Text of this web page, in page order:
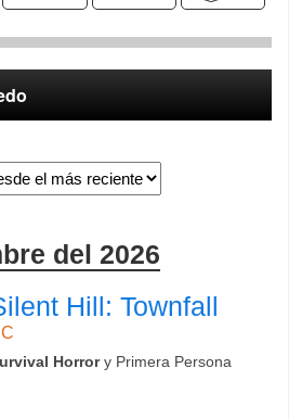
del 2026
Hill: Townfall
Horrory Primera Persona